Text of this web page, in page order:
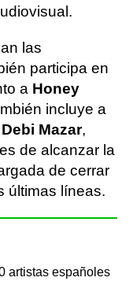
las
participa en
a Honey
incluye a
Debi Mazar,
de alcanzar la
de cerrar
últimas líneas.
artistas españoles